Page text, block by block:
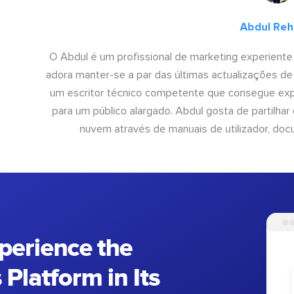
Abdul
O Abdul é um profissional de marketing
adora manter-se a par das últimas actualizações
um escritor técnico competente que consegue
para um público alargado. Abdul gosta de
nuvem através de manuais de utilizador,
the
Platform in Its